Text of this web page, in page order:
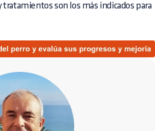
son los más indicados para